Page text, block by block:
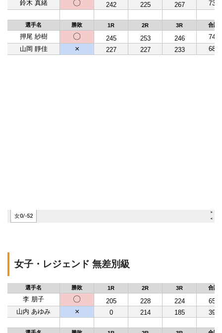
女子・レジェンド 無差別級